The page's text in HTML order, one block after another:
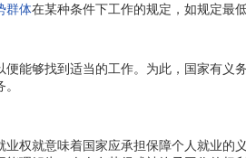
群体在某种条件下工作的规定，如规定最
便能够找到适当的工作。为此，国家有
就意味着国家应承担保障个人就业的